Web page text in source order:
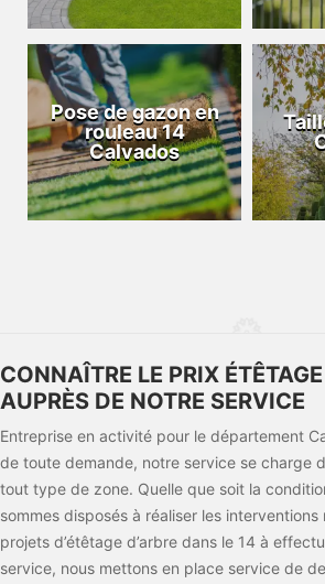
Pose de gazon en
rouleau 14
Calvados
CONNAÎTRE LE PRIX
AUPRÈS DE NOTRE SERVICE
Entreprise en activité pour le département
de toute demande, notre service se charge
tout type de zone. Quelle que soit la
sommes disposés à réaliser les interventions
projets d’étêtage d’arbre dans le 14 à
service, nous mettons en place service de